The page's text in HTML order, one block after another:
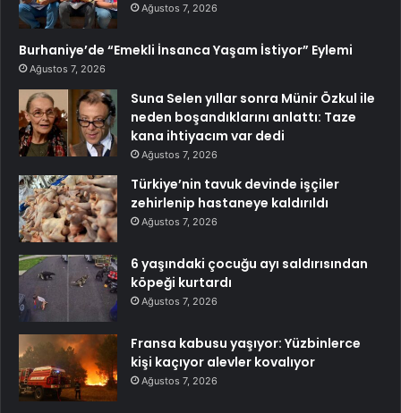
Ağustos 7, 2026
Burhaniye’de “Emekli İnsanca Yaşam İstiyor” Eylemi
Ağustos 7, 2026
Suna Selen yıllar sonra Münir Özkul ile
neden boşandıklarını anlattı: Taze
kana ihtiyacım var dedi
Ağustos 7, 2026
Türkiye’nin tavuk devinde işçiler
zehirlenip hastaneye kaldırıldı
Ağustos 7, 2026
6 yaşındaki çocuğu ayı saldırısından
köpeği kurtardı
Ağustos 7, 2026
Fransa kabusu yaşıyor: Yüzbinlerce
kişi kaçıyor alevler kovalıyor
Ağustos 7, 2026